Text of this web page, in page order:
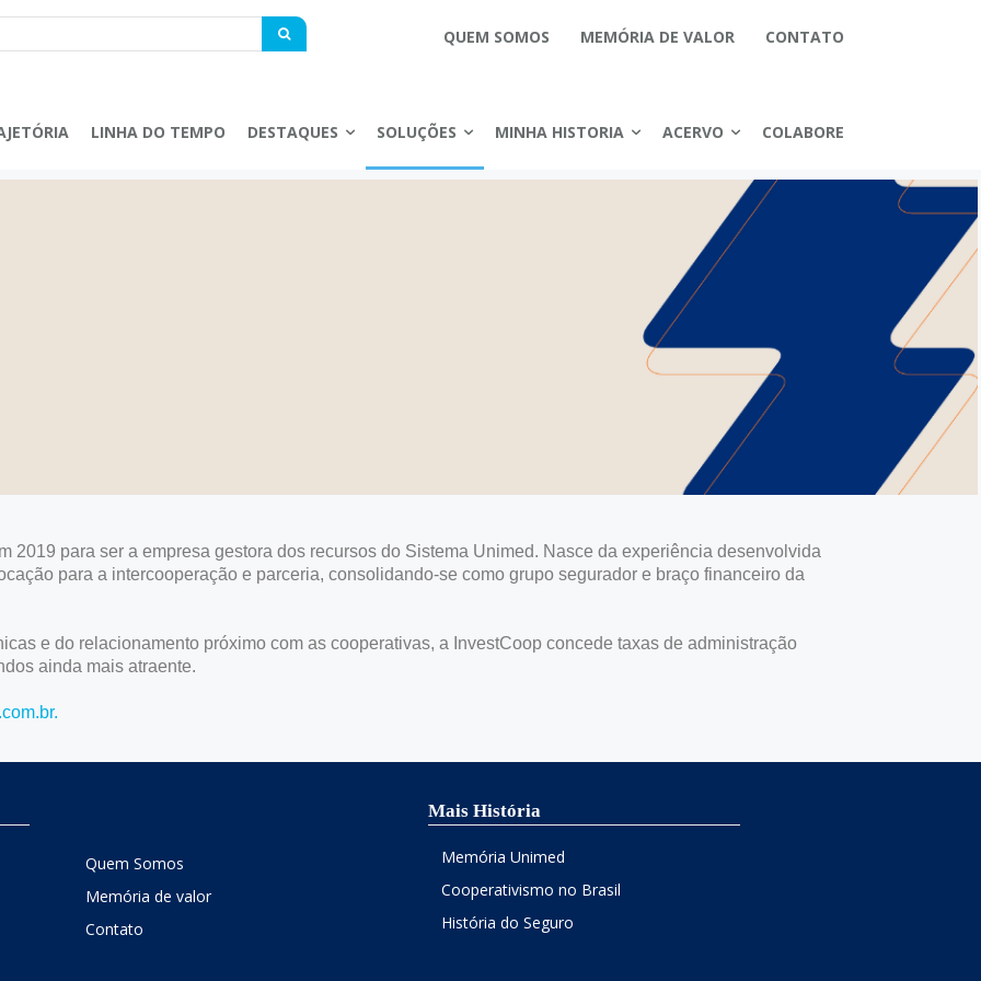
QUEM SOMOS MEMÓRIA DE VALOR CONTATO
LINHA DO TEMPO DESTAQUES SOLUÇÕES MINHA HISTORIA ACERVO COLABORE
2019 para ser a empresa gestora dos recursos do Sistema Unimed. Nasce da experiência desenvolvida
para a intercooperação e parceria, consolidando-se como grupo segurador e braço financeiro da
e do relacionamento próximo com as cooperativas, a InvestCoop concede taxas de administração
ainda mais atraente.
Quem Somos
Memória de valor
Contato
Mais História
Memória Unimed
Cooperativismo no Brasil
História do Seguro